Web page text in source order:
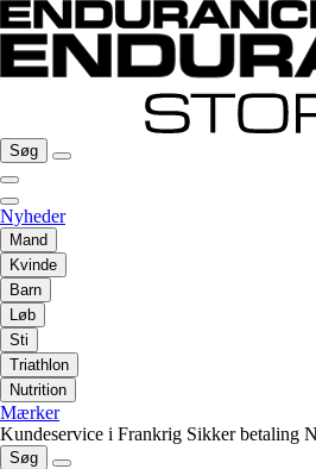
Søg
Nyheder
Mand
Kvinde
Barn
Løb
Sti
Triathlon
Nutrition
Mærker
Kundeservice i Frankrig Sikker betaling
Søg